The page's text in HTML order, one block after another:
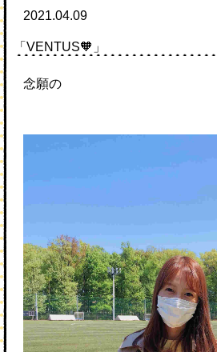
2021.04.09
「VENTUS🧡」
念願の